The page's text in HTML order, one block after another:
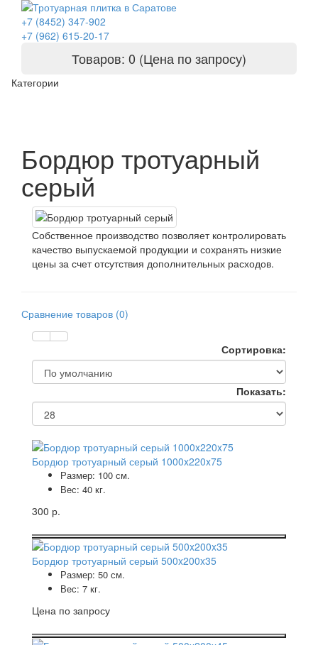
+7 (8452) 347-902
+7 (962) 615-20-17
Товаров: 0 (Цена по запросу)
Категории
Бордюр тротуарный
серый
Собственное производство позволяет контролировать
качество выпускаемой продукции и сохранять низкие
цены за счет отсутствия дополнительных расходов.
Сравнение товаров (0)
Сортировка:
Показать:
Бордюр тротуарный серый 1000x220x75
Размер: 100 см.
Вес: 40 кг.
300 р.
Бордюр тротуарный серый 500x200x35
Размер: 50 см.
Вес: 7 кг.
Цена по запросу